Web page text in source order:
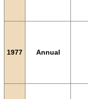
1977 Annual